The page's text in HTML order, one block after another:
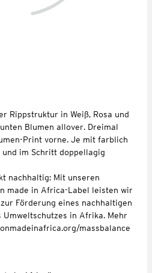
Rippstruktur in Weiß, Rosa und
Blumen allover. Dreimal
Print vorne. Je mit farblich
im Schritt doppellagig
nachhaltig: Mit unseren
made in Africa-Label leisten wir
Förderung eines nachhaltigen
Umweltschutzes in Afrika. Mehr
massbalance